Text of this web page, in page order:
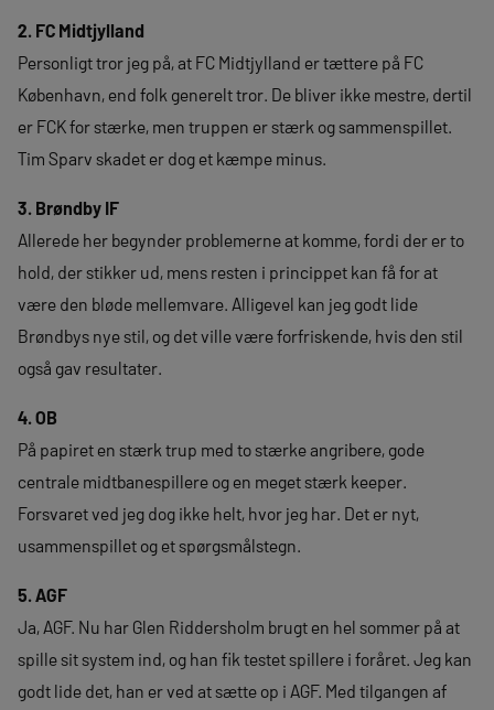
2. FC Midtjylland
Personligt tror jeg på, at FC Midtjylland er tættere på FC
København, end folk generelt tror. De bliver ikke mestre, dertil
er FCK for stærke, men truppen er stærk og sammenspillet.
Tim Sparv skadet er dog et kæmpe minus.
3. Brøndby IF
Allerede her begynder problemerne at komme, fordi der er to
hold, der stikker ud, mens resten i princippet kan få for at
være den bløde mellemvare. Alligevel kan jeg godt lide
Brøndbys nye stil, og det ville være forfriskende, hvis den stil
også gav resultater.
4. OB
På papiret en stærk trup med to stærke angribere, gode
centrale midtbanespillere og en meget stærk keeper.
Forsvaret ved jeg dog ikke helt, hvor jeg har. Det er nyt,
usammenspillet og et spørgsmålstegn.
5. AGF
Ja, AGF. Nu har Glen Riddersholm brugt en hel sommer på at
spille sit system ind, og han fik testet spillere i foråret. Jeg kan
godt lide det, han er ved at sætte op i AGF. Med tilgangen af